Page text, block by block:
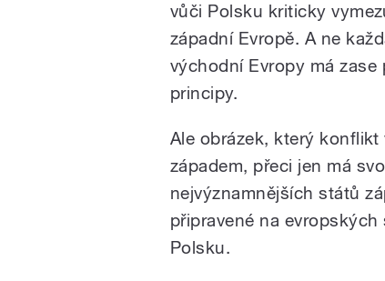
vůči Polsku kriticky
západní Evropě. A ne
východní Evropy má
principy.
Ale obrázek, který
západem, přeci jen má
nejvýznamnějších států
připravené na
Polsku.